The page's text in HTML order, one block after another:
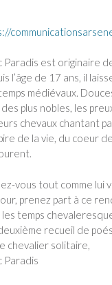
Paradis est originaire
l’âge de 17 ans, il
médiévaux.
plus nobles, les
chevaux chantant
de la vie, du coeur
vous tout comme lui
prenez part à ce
les temps
recueil de
chevalier solitaire,
Paradis